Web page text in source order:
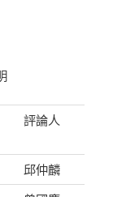
評論人
邱仲麟